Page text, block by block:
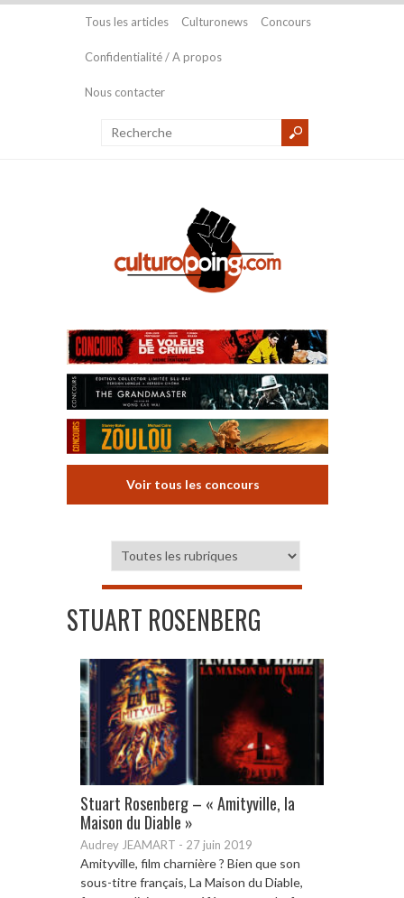
Tous les articles Culturonews Concours
Confidentialité / A propos
Nous contacter
Voir tous les concours
STUART ROSENBERG
Stuart Rosenberg – « Amityville, la
Maison du Diable »
Audrey JEAMART - 27 juin 2019
Amityville, film charnière ? Bien que son
sous-titre français, La Maison du Diable,